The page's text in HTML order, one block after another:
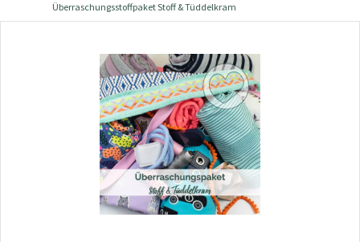
Überraschungsstoffpaket Stoff & Tüddelkram